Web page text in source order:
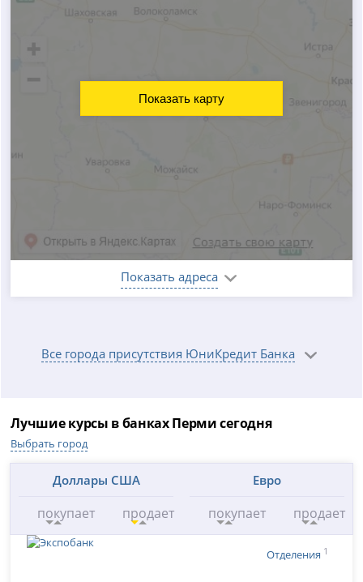
Показать адреса
Показать карту
Все города присутствия ЮниКредит Банка
Лучшие курсы в банках Перми сегодня
Выбрать город
Доллары США
покупает продает
Евро
покупает продает
Отделения 1